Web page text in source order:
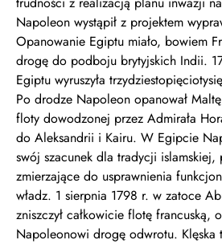
Napoleon wystąpił z projektem
Opanowanie Egiptu miało, bowiem
drogę do podboju brytyjskich Indii.
Egiptu wyruszyła
Po drodze Napoleon opanował
floty dowodzonej przez Admirała
do Aleksandrii i Kairu. W Egipcie
swój szacunek dla tradycji islamskiej,
zmierzające do usprawnienia
władz. 1 sierpnia 1798 r. w zatoce
zniszczył całkowicie flotę francuską,
Napoleonowi drogę odwrotu. Klęska